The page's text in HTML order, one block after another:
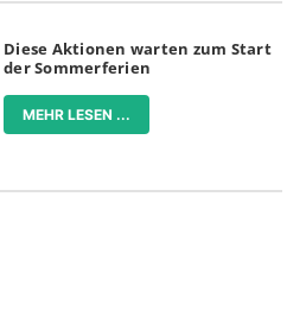
Diese Aktionen warten zum Start
der Sommerferien
MEHR LESEN ...